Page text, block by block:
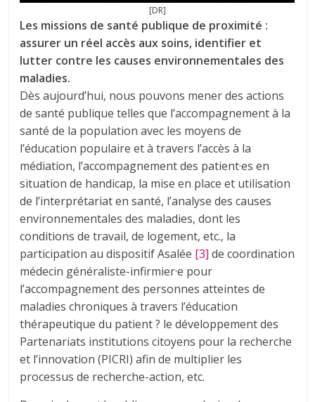
[DR]
Les missions de santé publique de proximité :
assurer un réel accès aux soins, identifier et
lutter contre les causes environnementales des
maladies.
Dès aujourd’hui, nous pouvons mener des actions
de santé publique telles que l’accompagnement à la
santé de la population avec les moyens de
l’éducation populaire et à travers l’accès à la
médiation, l’accompagnement des patient·es en
situation de handicap, la mise en place et utilisation
de l’interprétariat en santé, l’analyse des causes
environnementales des maladies, dont les
conditions de travail, de logement, etc., la
participation au dispositif Asalée [3] de coordination
médecin généraliste-infirmier·e pour
l’accompagnement des personnes atteintes de
maladies chroniques à travers l’éducation
thérapeutique du patient ? le développement des
Partenariats institutions citoyens pour la recherche
et l’innovation (PICRI) afin de multiplier les
processus de recherche-action, etc.